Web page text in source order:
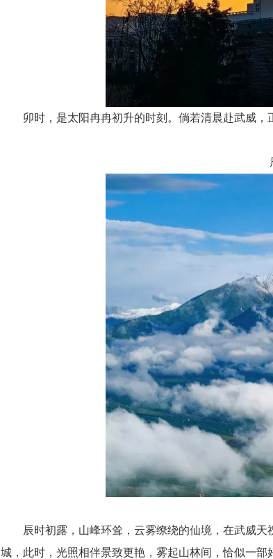
卯时，是太阳冉冉初升的时刻。倘若清晨赴武威，
辰时初露，山峰环耸，云雾缭绕的仙境，在武威
城，此时，光照相伴景致更艳，雾起山林间，恰似一部